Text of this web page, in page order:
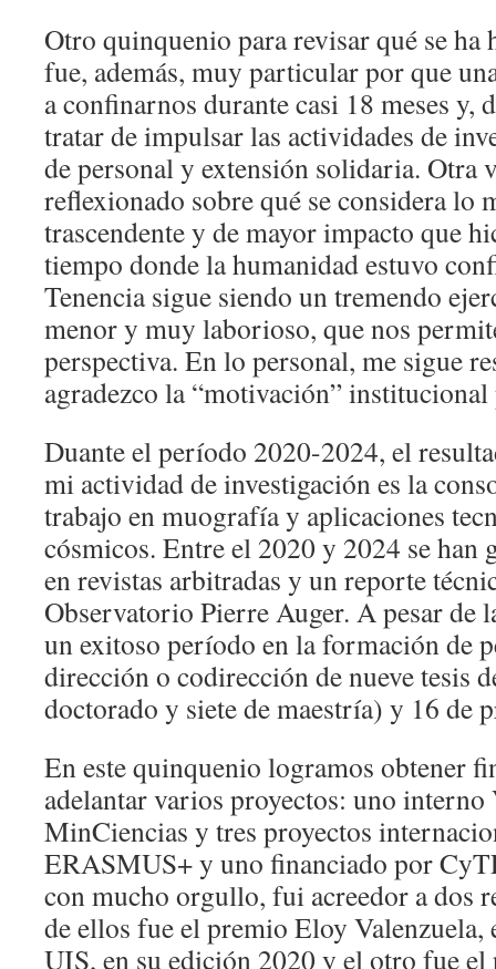
Otro quinquenio para revisar qué se ha
fue, además, muy particular por que
a confinarnos durante casi 18 meses y,
tratar de impulsar las actividades de
de personal y extensión solidaria. Otra
reflexionado sobre qué se considera lo
trascendente y de mayor impacto que
tiempo donde la humanidad estuvo
Tenencia sigue siendo un tremendo
menor y muy laborioso, que nos
perspectiva. En lo personal, me sigue
agradezco la “motivación”
Duante el período 2020-2024, el
mi actividad de investigación es la
trabajo en muografía y aplicaciones
cósmicos. Entre el 2020 y 2024 se han
en revistas arbitradas y un reporte
Observatorio Pierre Auger. A pesar de
un exitoso período en la formación de
dirección o codirección de nueve tesis
doctorado y siete de maestría) y 16 de
En este quinquenio logramos obtener
adelantar varios proyectos: uno
MinCiencias y tres proyectos
ERASMUS+ y uno financiado por
con mucho orgullo, fui acreedor a dos
de ellos fue el premio Eloy Valenzuela,
UIS, en su edición 2020 y el otro fue